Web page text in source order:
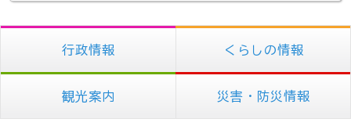
行政情報 くらしの情報
観光案内 災害・防災情報